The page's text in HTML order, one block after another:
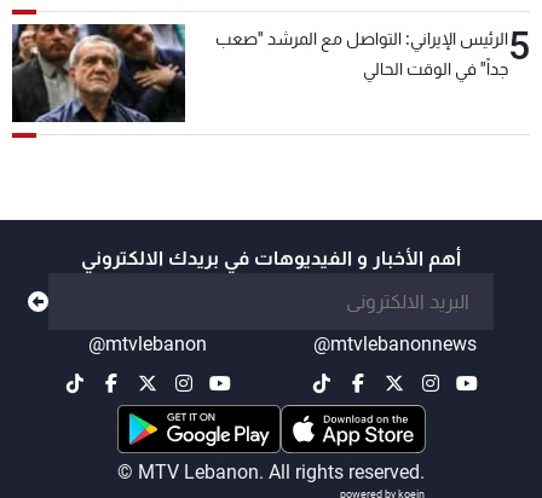
5الرئيس الإيراني: التواصل مع المرشد "صعب
جداً" في الوقت الحالي
أهم الأخبار و الفيديوهات في بريدك الالكتروني
@mtvlebanonnews
@mtvlebanon
© MTV Lebanon. All rights reserved.
powered by koein